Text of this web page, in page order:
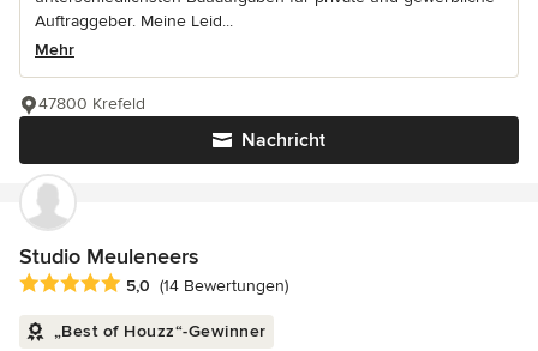
Auftraggeber. Meine Leid...
Mehr
Nachricht
47800 Krefeld
Studio Meuleneers
Durchschnittliche Bewertung: 5 von 5 Sternen
5,0 (14 Bewertungen)
„Best of Houzz“-Gewinner